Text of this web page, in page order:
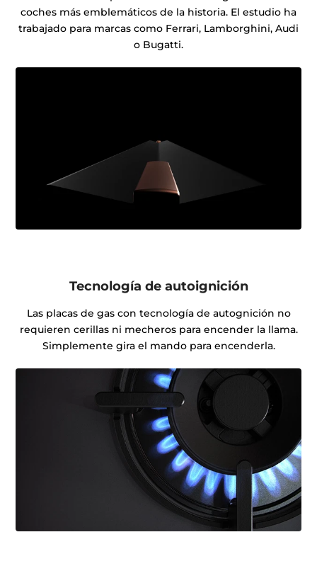
coches más emblemáticos de la historia. El estudio ha
trabajado para marcas como Ferrari, Lamborghini, Audi
o Bugatti.
Tecnología de autoignición
Las placas de gas con tecnología de autognición no
requieren cerillas ni mecheros para encender la llama.
Simplemente gira el mando para encenderla.